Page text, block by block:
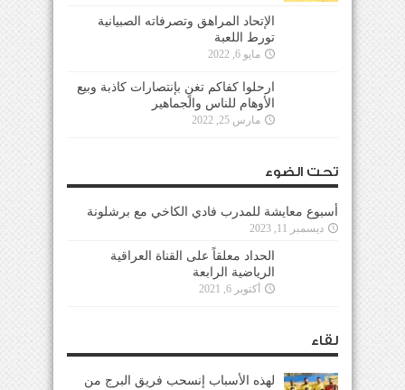
الإتحاد المراهق وتصرفاته الصبيانية
تورط اللعبة
مايو 6, 2022
ارحلوا كفاكم تغنٍ بإنتصارات كاذبة وبيع
الأوهام للناس والجماهير
مارس 25, 2022
تحت الضوء
أسبوع معايشة للمدرب فادي الكاخي مع برشلونة
ديسمبر 11, 2023
الحداد معلقاً على القناة العراقية
الرياضية الرابعة
أكتوبر 6, 2021
لقاء
لهذه الأسباب إنسحب فريق البرج من